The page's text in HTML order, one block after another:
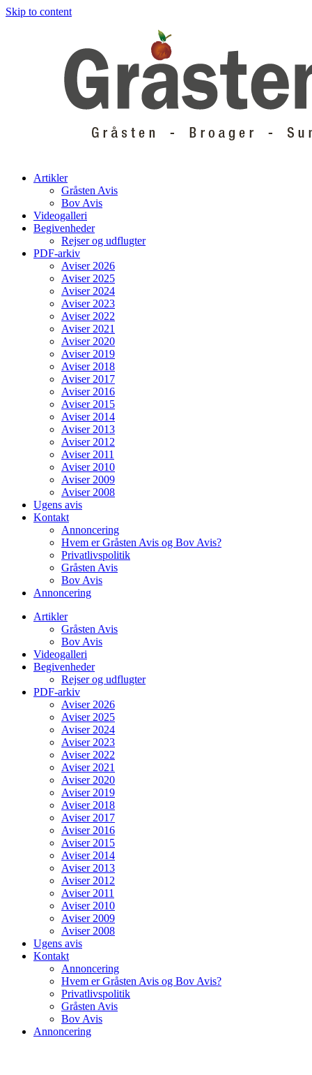
Skip to content
Artikler
Gråsten Avis
Bov Avis
Videogalleri
Begivenheder
Rejser og udflugter
PDF-arkiv
Aviser 2026
Aviser 2025
Aviser 2024
Aviser 2023
Aviser 2022
Aviser 2021
Aviser 2020
Aviser 2019
Aviser 2018
Aviser 2017
Aviser 2016
Aviser 2015
Aviser 2014
Aviser 2013
Aviser 2012
Aviser 2011
Aviser 2010
Aviser 2009
Aviser 2008
Ugens avis
Kontakt
Annoncering
Hvem er Gråsten Avis og Bov Avis?
Privatlivspolitik
Gråsten Avis
Bov Avis
Annoncering
Artikler
Gråsten Avis
Bov Avis
Videogalleri
Begivenheder
Rejser og udflugter
PDF-arkiv
Aviser 2026
Aviser 2025
Aviser 2024
Aviser 2023
Aviser 2022
Aviser 2021
Aviser 2020
Aviser 2019
Aviser 2018
Aviser 2017
Aviser 2016
Aviser 2015
Aviser 2014
Aviser 2013
Aviser 2012
Aviser 2011
Aviser 2010
Aviser 2009
Aviser 2008
Ugens avis
Kontakt
Annoncering
Hvem er Gråsten Avis og Bov Avis?
Privatlivspolitik
Gråsten Avis
Bov Avis
Annoncering